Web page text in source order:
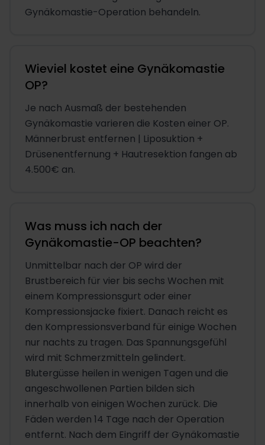
Gynäkomastie-Operation behandeln.
Wieviel kostet eine Gynäkomastie
OP?
Je nach Ausmaß der bestehenden
Gynäkomastie varieren die Kosten einer OP.
Männerbrust entfernen | Liposuktion +
Drüsenentfernung + Hautresektion fangen ab
4.500€ an.
Was muss ich nach der
Gynäkomastie-OP beachten?
Unmittelbar nach der OP wird der
Brustbereich für vier bis sechs Wochen mit
einem Kompressionsgurt oder einer
Kompressionsjacke fixiert. Danach reicht es
den Kompressionsverband für einige Wochen
nur nachts zu tragen. Das Spannungsgefühl
wird mit Schmerzmitteln gelindert.
Blutergüsse heilen in wenigen Tagen und die
angeschwollenen Partien bilden sich
innerhalb von einigen Wochen zurück. Die
Fäden werden 14 Tage nach der Operation
entfernt. Nach dem Eingriff der Gynäkomastie